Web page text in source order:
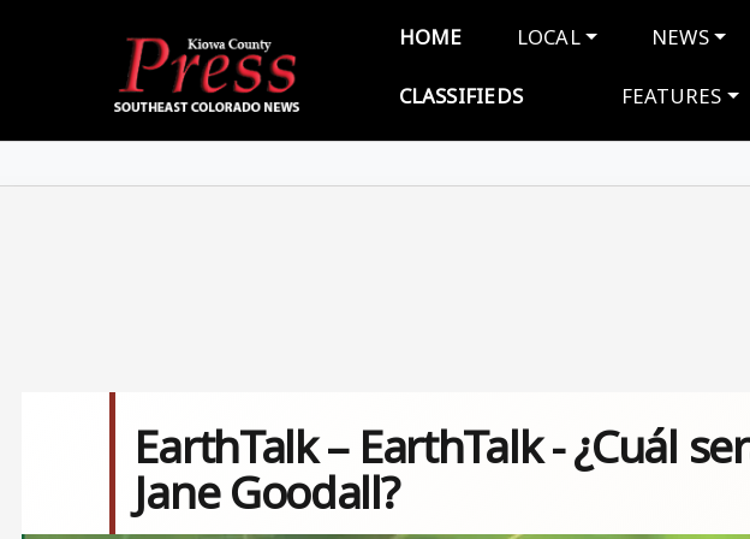
Main
HOME LOCAL NEWS
CLASSIFIEDS FEATURES
EarthTalk – EarthTalk - ¿Cuál
Jane Goodall?